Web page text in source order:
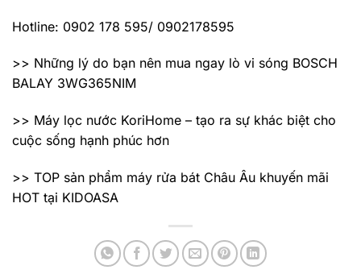
Hotline: 0902 178 595/ 0902178595
>> Những lý do bạn nên mua ngay lò vi sóng BOSCH
BALAY 3WG365NIM
>> Máy lọc nước KoriHome – tạo ra sự khác biệt cho
cuộc sống hạnh phúc hơn
>> TOP sản phẩm máy rửa bát Châu Âu khuyến mãi
HOT tại KIDOASA